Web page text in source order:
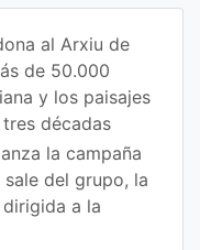
al Arxiu de
de 50.000
y los paisajes
décadas
la campaña
del grupo, la
a la